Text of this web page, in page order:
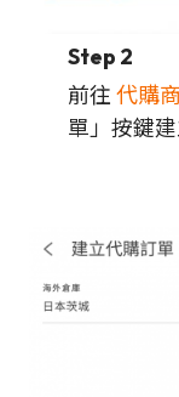
Step 2
前往 代購
單」按鍵